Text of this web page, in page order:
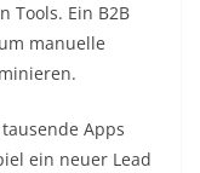
Tools. Ein B2B
manuelle
Apps
ein neuer Lead